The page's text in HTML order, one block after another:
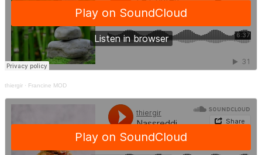
thiergir · Francine MOD